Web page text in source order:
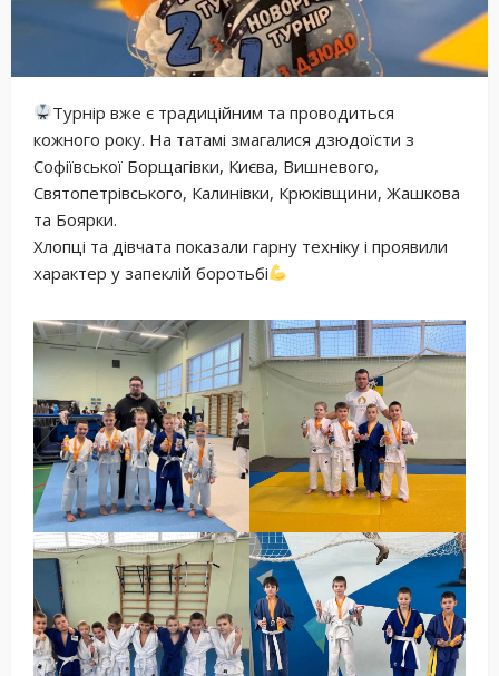
Турнір вже є традиційним та проводиться
кожного року. На татамі змагалися дзюдоїсти з
Софіївської Борщагівки, Києва, Вишневого,
Святопетрівського, Калинівки, Крюківщини, Жашкова
та Боярки.
Хлопці та дівчата показали гарну техніку і проявили
характер у запеклій боротьбі